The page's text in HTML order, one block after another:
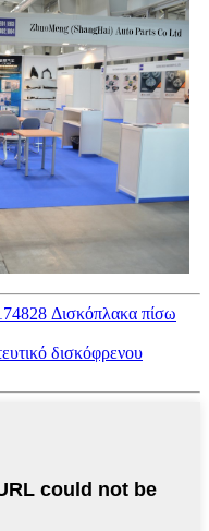
Δισκόπλακα πίσω
δισκόφρενου